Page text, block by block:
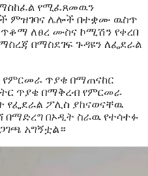
የሚፈጸመዉን
ምዝገባና ሌሎች በተቋሙ ዉስጥ
ለፀረ ሙስና ኮሚሽን የቀረበ
በማስደገፍ ጉዳዩን ለፌደራል
የምርመራ ጥያቄ በማጠናከር
ጥያቄ በማቅረብ የምርመራ
የፌደራል ፖሊስ ያከናወናቸዉ
በኦዲት ስራዉ የተሳተፉ
አግኝቷል።